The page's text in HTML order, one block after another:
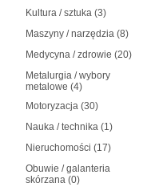
Kultura / sztuka (3)
Maszyny / narzędzia (8)
Medycyna / zdrowie (20)
Metalurgia / wybory
metalowe (4)
Motoryzacja (30)
Nauka / technika (1)
Nieruchomości (17)
Obuwie / galanteria
skórzana (0)